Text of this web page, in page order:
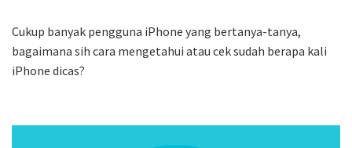
Cukup banyak pengguna iPhone yang bertanya-tanya,
bagaimana sih cara mengetahui atau cek sudah berapa kali
iPhone dicas?